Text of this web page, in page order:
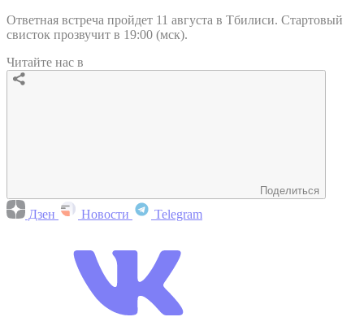
Ответная встреча пройдет 11 августа в Тбилиси. Стартовый
свисток прозвучит в 19:00 (мск).
Читайте нас в
Поделиться
Дзен Новости Telegram